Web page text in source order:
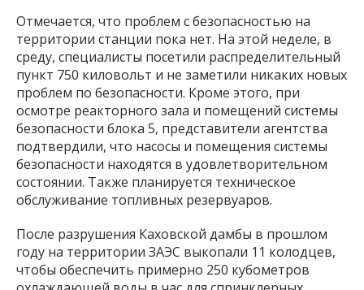
Отмечается, что проблем с безопасностью на
территории станции пока нет. На этой неделе, в
среду, специалисты посетили распределительный
пункт 750 киловольт и не заметили никаких новых
проблем по безопасности. Кроме этого, при
осмотре реакторного зала и помещений системы
безопасности блока 5, представители агентства
подтвердили, что насосы и помещения системы
безопасности находятся в удовлетворительном
состоянии. Также планируется техническое
обслуживание топливных резервуаров.
После разрушения Каховской дамбы в прошлом
году на территории ЗАЭС выкопали 11 колодцев,
чтобы обеспечить примерно 250 кубометров